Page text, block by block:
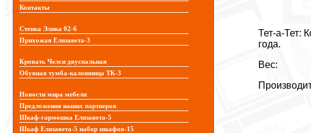
Тет-а-Тет:
года.
Вес:
Контакты
Стенка Элика 02-6
Прихожая Елизавета-3
Кровать Челси двуспальная
Обувная тумба-калошница ТК-3
Новости мира мебели
Предложения наших партнеров
Шкаф-гармошка Елизавета-5
Шкаф Елизавета-5 набор шкафов-15